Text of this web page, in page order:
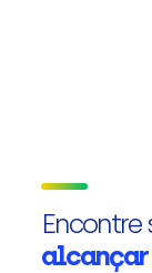
alcançar